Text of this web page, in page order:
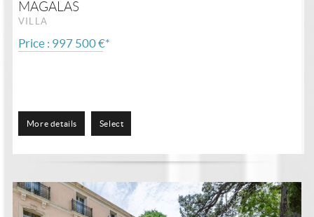
MAGALAS
VILLA
Price : 997 500 €*
More details Select